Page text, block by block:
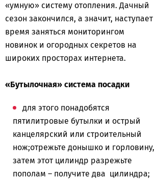
«умную» систему отопления. Дачный
сезон закончился, а значит, наступает
время заняться мониторингом
новинок и огородных секретов на
широких просторах интернета.
«Бутылочная» система посадки
для этого понадобятся
пятилитровые бутылки и острый
канцелярский или строительный
нож;отрежьте донышко и горловину,
затем этот цилиндр разрежьте
пополам – получите два цилиндра;